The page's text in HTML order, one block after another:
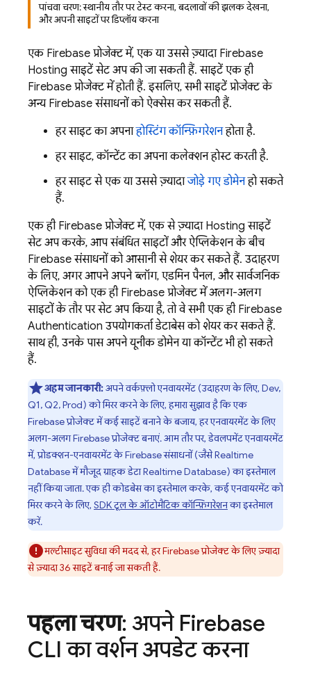
पांचवा चरण: स्थानीय तौर पर टेस्ट करना, बदलावों की झलक देखना,
और अपनी साइटों पर डिप्लॉय करना
एक Firebase प्रोजेक्ट में, एक या उससे ज़्यादा Firebase
Hosting साइटें सेट अप की जा सकती हैं. साइटें एक ही
Firebase प्रोजेक्ट में होती हैं. इसलिए, सभी साइटें प्रोजेक्ट के
अन्य Firebase संसाधनों को ऐक्सेस कर सकती हैं.
हर साइट का अपनाहोस्टिंग कॉन्फ़िगरेशनहोता है.
हर साइट, कॉन्टेंट का अपना कलेक्शन होस्ट करती है.
हर साइट से एक या उससे ज़्यादाजोड़े गए डोमेनहो सकते
हैं.
एक ही Firebase प्रोजेक्ट में, एक से ज़्यादा Hosting साइटें
सेट अप करके, आप संबंधित साइटों और ऐप्लिकेशन के बीच
Firebase संसाधनों को आसानी से शेयर कर सकते हैं. उदाहरण
के लिए, अगर आपने अपने ब्लॉग, एडमिन पैनल, और सार्वजनिक
ऐप्लिकेशन को एक ही Firebase प्रोजेक्ट में अलग-अलग
साइटों के तौर पर सेट अप किया है, तो वे सभी एक ही Firebase
Authentication उपयोगकर्ता डेटाबेस को शेयर कर सकते हैं.
साथ ही, उनके पास अपने यूनीक डोमेन या कॉन्टेंट भी हो सकते
हैं.
अहम जानकारी:अपने वर्कफ़्लो एनवायरमेंट (उदाहरण के लिए, Dev,
Q1, Q2, Prod) को मिरर करने के लिए, हमारा सुझाव है कि एक
Firebase प्रोजेक्ट में कई साइटें बनाने के बजाय, हर एनवायरमेंट के लिए
अलग-अलग Firebase प्रोजेक्ट बनाएं. आम तौर पर, डेवलपमेंट एनवायरमेंट
में, प्रोडक्शन-एनवायरमेंट के Firebase संसाधनों (जैसे Realtime
Database में मौजूद ग्राहक डेटाRealtime Database) का इस्तेमाल
नहीं किया जाता. एक ही कोडबेस का इस्तेमाल करके, कई एनवायरमेंट को
मिरर करने के लिए, SDK टूल के ऑटोमैटिक कॉन्फ़िगरेशनका इस्तेमाल
करें.
मल्टीसाइट सुविधा की मदद से, हर Firebase प्रोजेक्ट के लिए ज़्यादा
से ज़्यादा 36 साइटें बनाई जा सकती हैं.
पहला चरण: अपने Firebase
CLI का वर्शन अपडेट करना